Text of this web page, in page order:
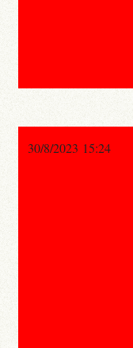
30/8/2023 15:24